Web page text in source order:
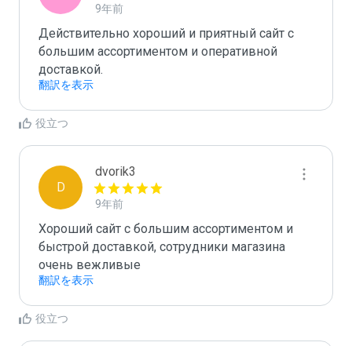
9年前
Действительно хороший и приятный сайт с
большим ассортиментом и оперативной
доставкой.
翻訳を表示
役立つ
D
dvorik3
9年前
Хороший сайт с большим ассортиментом и
быстрой доставкой, сотрудники магазина
очень вежливые
翻訳を表示
役立つ